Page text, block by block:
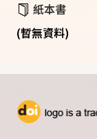
紙本書
(暫無資料)